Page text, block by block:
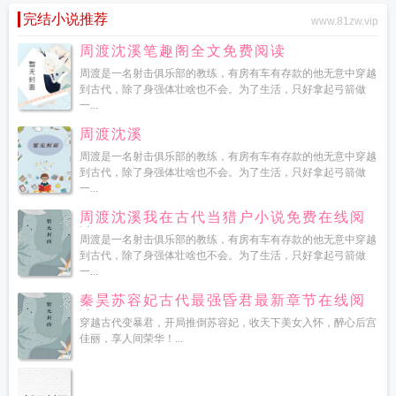
完结小说推荐 www.81zw.vip
周渡沈溪笔趣阁全文免费阅读
周渡是一名射击俱乐部的教练，有房有车有存款的他无意中穿越
到古代，除了身强体壮啥也不会。为了生活，只好拿起弓箭做
一...
周渡沈溪
周渡是一名射击俱乐部的教练，有房有车有存款的他无意中穿越
到古代，除了身强体壮啥也不会。为了生活，只好拿起弓箭做
一...
周渡沈溪我在古代当猎户小说免费在线阅
读
周渡是一名射击俱乐部的教练，有房有车有存款的他无意中穿越
到古代，除了身强体壮啥也不会。为了生活，只好拿起弓箭做
一...
秦昊苏容妃古代最强昏君最新章节在线阅
读
穿越古代变暴君，开局推倒苏容妃，收天下美女入怀，醉心后宫
佳丽，享人间荣华！...